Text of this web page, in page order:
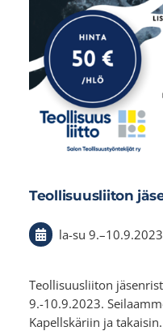
Teollisuusliiton
la-su 9.–10.9.2023
Teollisuusliiton
9.-10.9.2023.
Kapellskäriin ja